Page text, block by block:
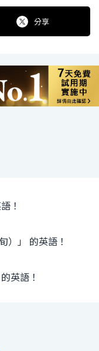
分享
！
）」 的英語！
英語！